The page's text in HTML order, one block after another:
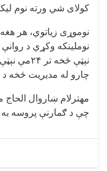
کولای شي ورته نوم
نوموړی زیاتوي، هر
نېټې څخه
چارو له مدیریت څخه
مهترلام ښاروال
چې د ګمارنې پروسه به